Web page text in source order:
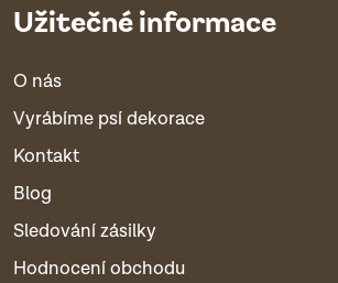
Užitečné informace
O nás
Vyrábíme psí dekorace
Kontakt
Blog
Sledování zásilky
Hodnocení obchodu